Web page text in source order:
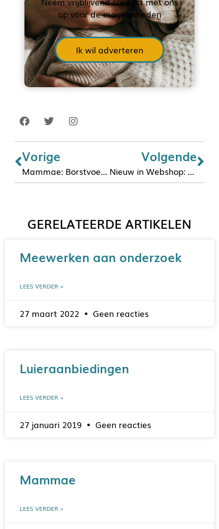
op voor de mogelijkheden
Ik wil adverteren
Vorige
Mammae: Borstvoeding BH’s en Kleding
Volgende
Nieuw in Webshop: Horigen 3D Borstkolven
GERELATEERDE ARTIKELEN
Meewerken aan onderzoek
LEES VERDER »
27 maart 2022 Geen reacties
Luieraanbiedingen
LEES VERDER »
27 januari 2019 Geen reacties
Mammae
LEES VERDER »